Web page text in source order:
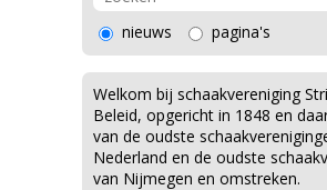
nieuws pagina's
Welkom bij schaakvereniging
Beleid, opgericht in 1848 en
van de oudste
Nederland en de oudste
van Nijmegen en omstreken.